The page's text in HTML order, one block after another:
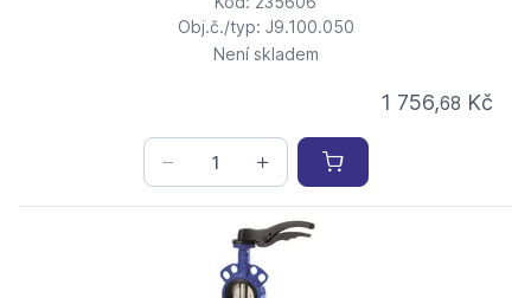
Obj.č./typ: J9.100.050
Není skladem
1 756,68 Kč